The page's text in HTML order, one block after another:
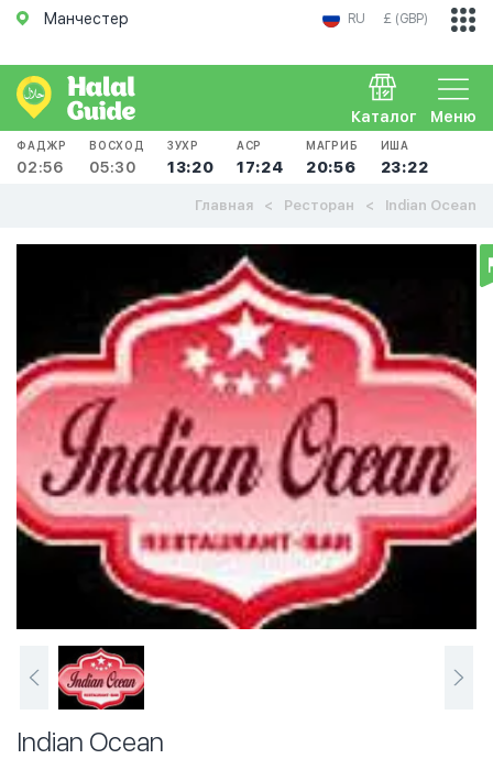
Манчестер RU £ (GBP)
Меню
Каталог
ФАДЖР
02:56
ВОСХОД
05:30
ЗУХР
13:20
АСР
17:24
МАГРИБ
20:56
ИША
23:22
Главная Ресторан Indian Ocean
Indian Ocean